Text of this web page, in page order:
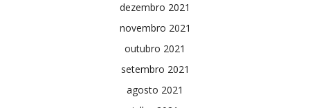
dezembro 2021
novembro 2021
outubro 2021
setembro 2021
agosto 2021